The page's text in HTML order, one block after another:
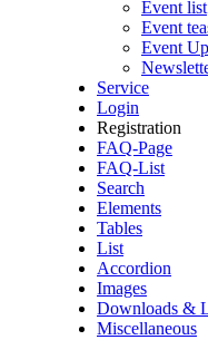
Event list
Event
Event
Service
Login
Registration
FAQ-Page
FAQ-List
Search
Elements
Tables
List
Accordion
Images
Downloads &
Miscellaneous